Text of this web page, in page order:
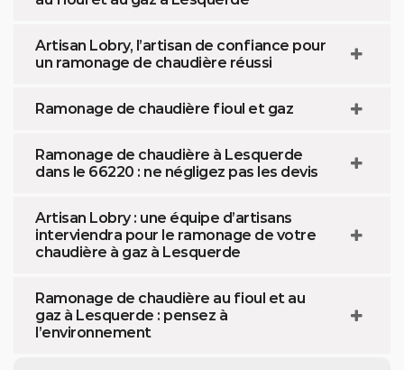
Artisan Lobry, l’artisan de confiance pour
un ramonage de chaudière réussi
Ramonage de chaudière fioul et gaz
Ramonage de chaudière à Lesquerde
dans le 66220 : ne négligez pas les devis
Artisan Lobry : une équipe d’artisans
interviendra pour le ramonage de votre
chaudière à gaz à Lesquerde
Ramonage de chaudière au fioul et au
gaz à Lesquerde : pensez à
l’environnement